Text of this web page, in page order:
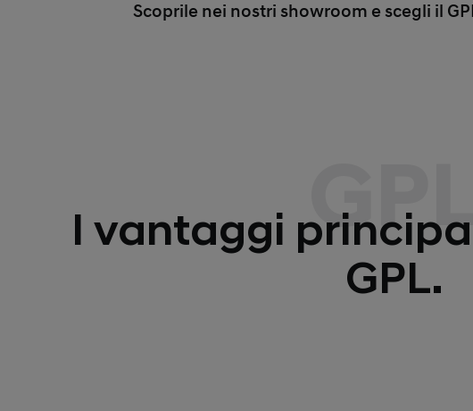
Scoprile nei nostri showroom e scegli il
I vantaggi
GPL.